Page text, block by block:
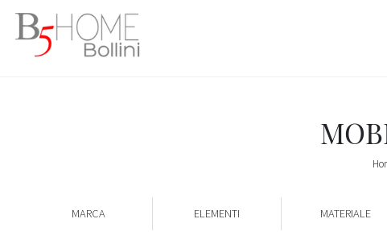
MARCA ELEMENTI MATERIALE